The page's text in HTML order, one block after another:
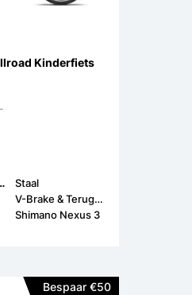
Kinderfiets
Staal
V-Brake & Terugtrap
Shimano Nexus 3
Bespaar €50